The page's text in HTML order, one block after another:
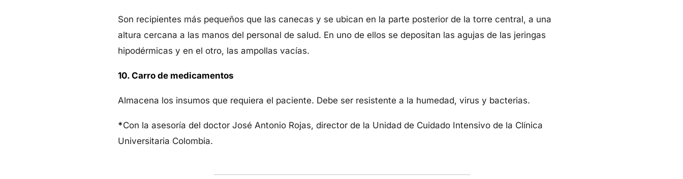
Son recipientes más pequeños que las canecas y se ubican en la parte posterior de la torre central, a una
altura cercana a las manos del personal de salud. En uno de ellos se depositan las agujas de las jeringas
hipodérmicas y en el otro, las ampollas vacías.
10. Carro de medicamentos
Almacena los insumos que requiera el paciente. Debe ser resistente a la humedad, virus y bacterias.
*Con la asesoría del doctor José Antonio Rojas, director de la Unidad de Cuidado Intensivo de la Clínica
Universitaria Colombia.